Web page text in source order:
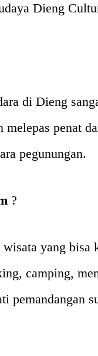
Dieng
di Dieng
penat
pegunungan.
?
yang bisa
camping,
pemandangan